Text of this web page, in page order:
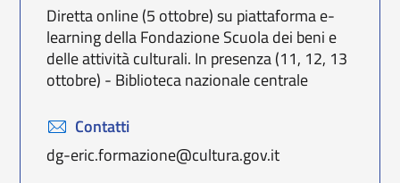
Diretta online (5 ottobre) su piattaforma e-
learning della Fondazione Scuola dei beni e
delle attività culturali. In presenza (11, 12, 13
ottobre) - Biblioteca nazionale centrale
Contatti
dg-eric.formazione@cultura.gov.it